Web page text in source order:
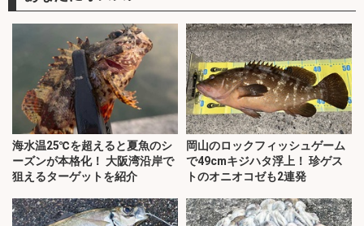
海水温25℃を超えると夏魚のシ
ーズンが本格化！ 大阪湾沿岸で
狙えるターゲットを紹介
岡山のロックフィッシュゲーム
で49cmキジハタ浮上！ 珍ゲス
トのオニオコゼも2連発